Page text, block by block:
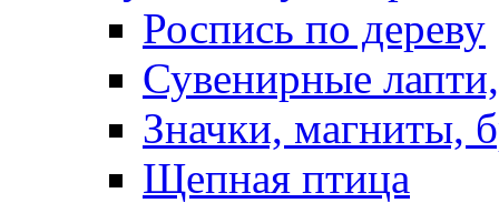
Роспись по дереву
Сувенирные
Значки, магниты,
Щепная птица